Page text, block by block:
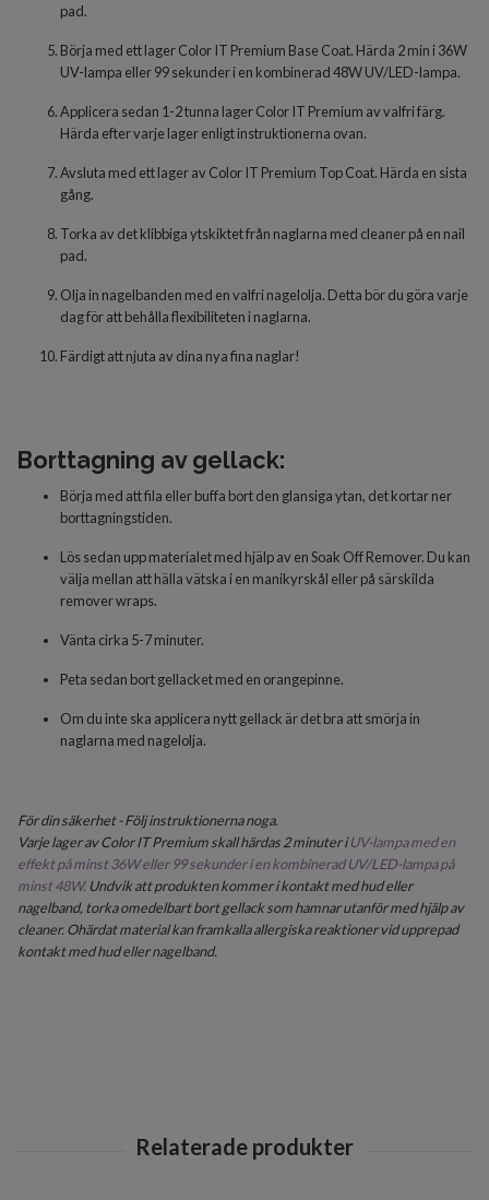
pad.
Börja med ett lager Color IT Premium Base Coat. Härda 2 min i 36W
UV-lampa eller 99 sekunder i en kombinerad 48W UV/LED-lampa.
Applicera sedan 1-2 tunna lagerColor IT Premium av valfri färg.
Härda efter varje lagerenligt instruktionerna ovan.
Avsluta med ett lageravColor IT Premium Top Coat. Härda en sista
gång.
Torka av det klibbiga ytskiktet från naglarna med cleaner på en nail
pad.
Olja in nagelbanden med en valfri nagelolja. Detta bör du göra varje
dag för att behålla flexibiliteten i naglarna.
Färdigtatt njuta av dina nya fina naglar!
Borttagning av gellack:
Börja med att fila eller buffa bort den glansiga ytan, det kortar ner
borttagningstiden.
Lös sedan upp materialet med hjälp av en Soak Off Remover. Du kan
välja mellan att hälla vätska i en manikyrskål eller på särskilda
remover wraps.
Vänta cirka 5-7 minuter.
Peta sedan bort gellacket med en orangepinne.
Om du inte ska applicera nytt gellack är det bra att smörja in
naglarna med nagelolja.
För din säkerhet - Följ instruktionerna noga.
Varje lager av Color IT Premium skall härdas 2 minuter iUV-lampa med en
effekt på minst 36W eller 99 sekunder i en kombinerad UV/LED-lampa på
minst 48W. Undvik att produkten kommer i kontakt med hud eller
nagelband, torka omedelbart bort gellack som hamnar utanför med hjälp av
cleaner. Ohärdat material kan framkalla allergiska reaktioner vid upprepad
kontakt med hud eller nagelband.